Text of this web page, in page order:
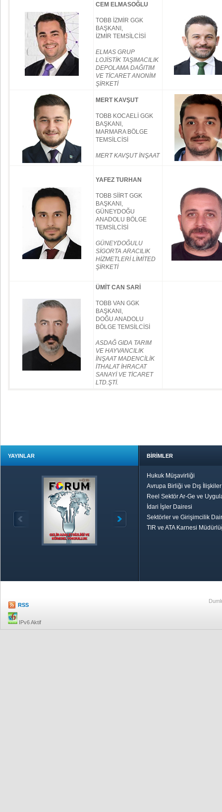
CEM ELMASOĞLU
TOBB İZMİR GGK
BAŞKANI,
İZMİR TEMSİLCİSİ
ELMAS GRUP
LOJİSTİK TAŞIMACILIK
DEPOLAMA DAĞITIM
VE TİCARET ANONİM
ŞİRKETİ
MERT KAVŞUT
TOBB KOCAELİ GGK
BAŞKANI,
MARMARA BÖLGE
TEMSİLCİSİ
MERT KAVŞUT İNŞAAT
YAFEZ TURHAN
TOBB SİİRT GGK
BAŞKANI,
GÜNEYDOĞU
ANADOLU BÖLGE
TEMSİLCİSİ
GÜNEYDOĞULU
SİGORTA ARACILIK
HİZMETLERİ LİMİTED
ŞİRKETİ
ÜMİT CAN SARİ
TOBB VAN GGK
BAŞKANI,
DOĞU ANADOLU
BÖLGE TEMSİLCİSİ
ASDAĞ GIDA TARIM
VE HAYVANCILIK
İNŞAAT MADENCİLİK
İTHALAT İHRACAT
SANAYİ VE TİCARET
LTD.ŞTİ.
YAYINLAR BİRİMLER
Hukuk Müşavirliği
Avrupa Birliği ve Dış
Reel Sektör Ar-Ge ve
İdari İşler Dairesi
Sektörler ve Girişimcilik
TIR ve ATA Karnesi
RSS
IPv6 Aktif